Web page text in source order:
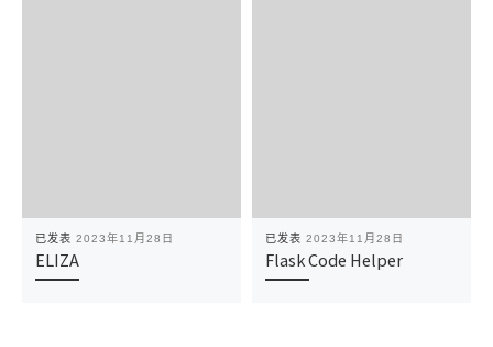
已发表 2023年11月28日
ELIZA
已发表 2023年11月28日
Flask Code Helper